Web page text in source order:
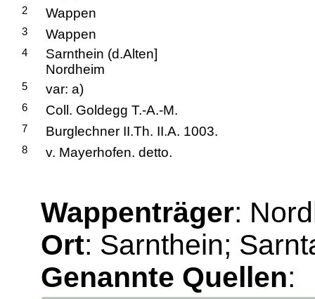
2 Wappen
3 Wappen
4
Sarnthein (d.Alten]
Nordheim
5 var: a)
6 Coll. Goldegg T.-A.-M.
7 Burglechner II.Th. II.A. 1003.
8 v. Mayerhofen. detto.
Wappenträger:
Ort: Sarnthein;
Genannte Quellen: